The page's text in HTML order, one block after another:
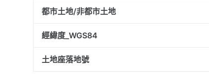
都市土地/非都市土地
經緯度_WGS84
土地座落地號